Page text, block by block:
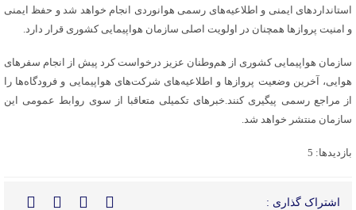
استانداردهای ایمنی و اطلاعیه‌های رسمی هوانوردی انجام خواهد شد و حفظ ایمنی
و امنیت پروازها همچنان در اولویت اصلی سازمان هواپیمایی کشوری قرار دارد.
سازمان هواپیمایی کشوری از هم‌وطنان عزیز درخواست کرد پیش از انجام سفرهای
هوایی، آخرین وضعیت پروازها و اطلاعیه‌های شرکت‌های هواپیمایی و فرودگاه‌ها را
از مراجع رسمی پیگیری کنند.خبرهای تکمیلی متعاقبا از سوی روابط عمومی این
سازمان منتشر خواهد شد.
بازدیدها: 5
اشتراک گذاری :